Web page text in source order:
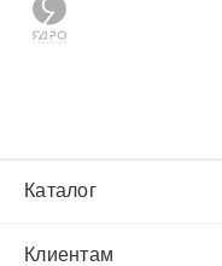
Каталог
Клиентам